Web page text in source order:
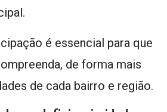
é essencial para que
de forma mais
de cada bairro e região.